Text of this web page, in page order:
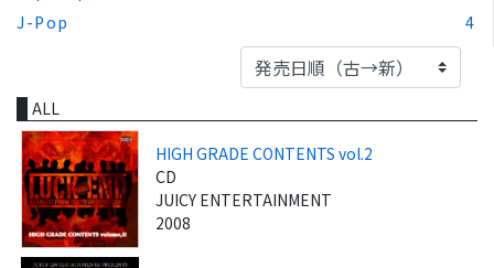
J-Pop
4
ALL
HIGH GRADE CONTENTS vol.2
CD
JUICY ENTERTAINMENT
2008